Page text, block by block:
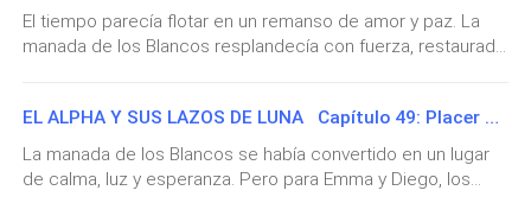
—Sí, estaré ahí en una hora.
Cuando colgó, su instinto le decía que algo estaba
por cambiar.
El tiempo parecía flotar en un remanso de amor y paz. La
manada de los Blancos resplandecía con fuerza, restaurada
vida por venir.El embarazo de Emma transcurría con
plenitud. Su vientre crecía, redondeado y hermoso, y Diego
no podía quitarle los ojos de encima. La acariciaba como si
tocara algo sagrado, le hablaba al bebé como si ya lo
EL ALPHA Y SUS LAZOS DE LUNA Capítulo 49: Placer y Promesa
La manada de los Blancos se había convertido en un lugar
de calma, luz y esperanza. Pero para Emma y Diego, los